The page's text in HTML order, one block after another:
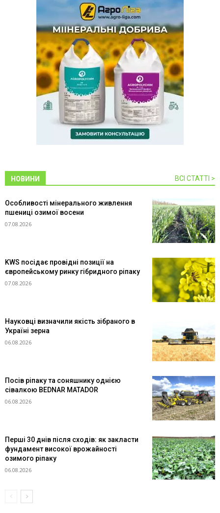
НОВИНИ ВСІ СТАТТІ >
Особливості мінерального живлення
пшениці озимої восени
07.08.2026
KWS посідає провідні позиції на
європейському ринку гібридного ріпаку
07.08.2026
Науковці визначили якість зібраного в
Україні зерна
06.08.2026
Посів ріпаку та соняшнику однією
сівалкою BEDNAR MATADOR
06.08.2026
Перші 30 днів після сходів: як закласти
фундамент високої врожайності
озимого ріпаку
06.08.2026